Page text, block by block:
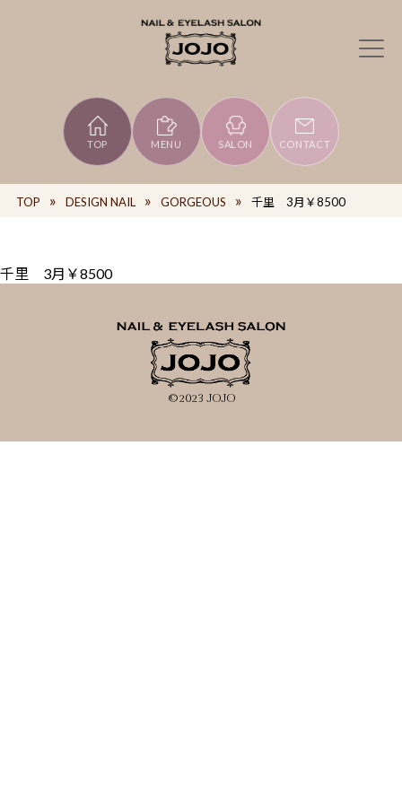
TOP MENU SALON CONTACT
TOP DESIGN NAIL GORGEOUS 千里 3月￥8500
千里 3月￥8500
©2023 JOJO